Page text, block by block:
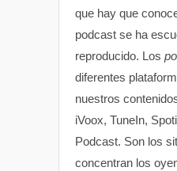
que hay que
podcast se ha
reproducido. Los
diferentes
nuestros
iVoox, TuneIn,
Podcast. Son los
concentran los